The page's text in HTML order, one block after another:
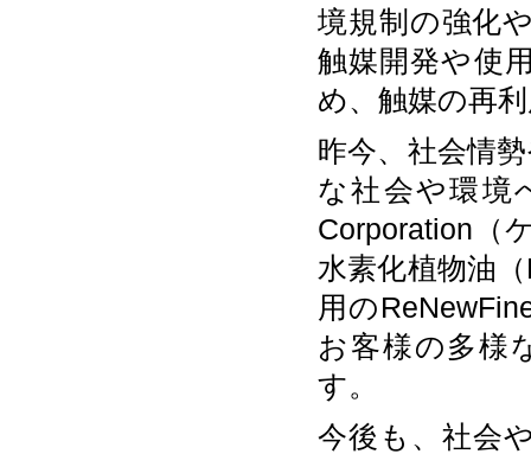
境規制の強化
触媒開発や使
め、触媒の再
昨今、社会情
な社会や環境
Corporation（
水素化植物油
用の
お客様の多様
す。
今後も、社会